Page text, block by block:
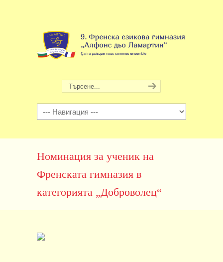
Навигация
Номинация за ученик на
Френската гимназия в
категорията „Доброволец“